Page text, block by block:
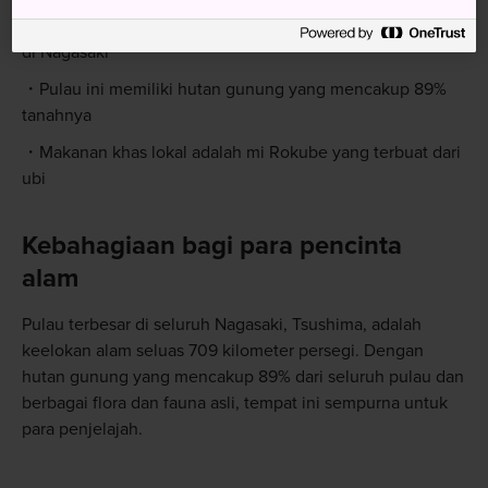
Tsushima adalah pulau terbesar di antara semua pulau
di Nagasaki
Pulau ini memiliki hutan gunung yang mencakup 89%
tanahnya
Makanan khas lokal adalah mi Rokube yang terbuat dari
ubi
Kebahagiaan bagi para pencinta
alam
Pulau terbesar di seluruh Nagasaki, Tsushima, adalah
keelokan alam seluas 709 kilometer persegi. Dengan
hutan gunung yang mencakup 89% dari seluruh pulau dan
berbagai flora dan fauna asli, tempat ini sempurna untuk
para penjelajah.